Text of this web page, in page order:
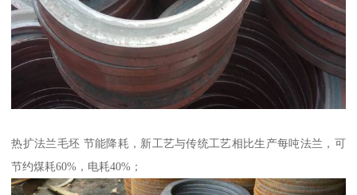
热扩法兰毛坯 节能降耗，新工艺与传统工艺相比生产每吨法兰，可
节约煤耗60%，电耗40%；